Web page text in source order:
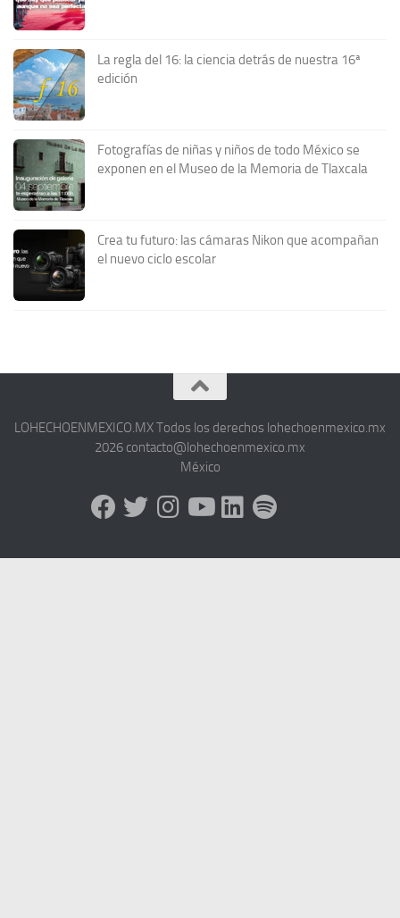
La regla del 16: la ciencia detrás de nuestra 16ª
edición
Fotografías de niñas y niños de todo México se
exponen en el Museo de la Memoria de Tlaxcala
Crea tu futuro: las cámaras Nikon que acompañan
el nuevo ciclo escolar
LOHECHOENMEXICO.MX Todos los derechos lohechoenmexico.mx
2026 contacto@lohechoenmexico.mx
México